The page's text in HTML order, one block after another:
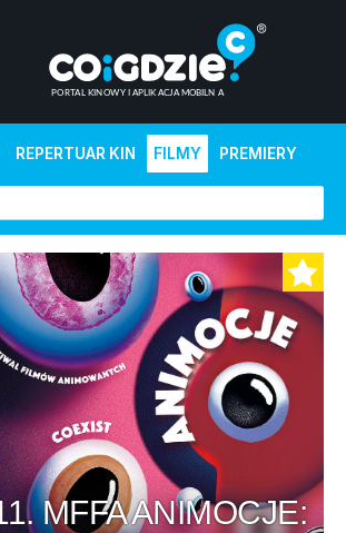
REPERTUAR KIN FILMY PREMIERY
MFFA ANIMOCJE: